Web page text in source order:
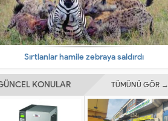
En ilginç hayvanlar
KONULAR TÜMÜNÜ GÖR →